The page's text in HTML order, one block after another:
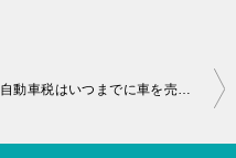
自動車税はいつまでに車を売ればかからない？廃車手続き完了日を確認